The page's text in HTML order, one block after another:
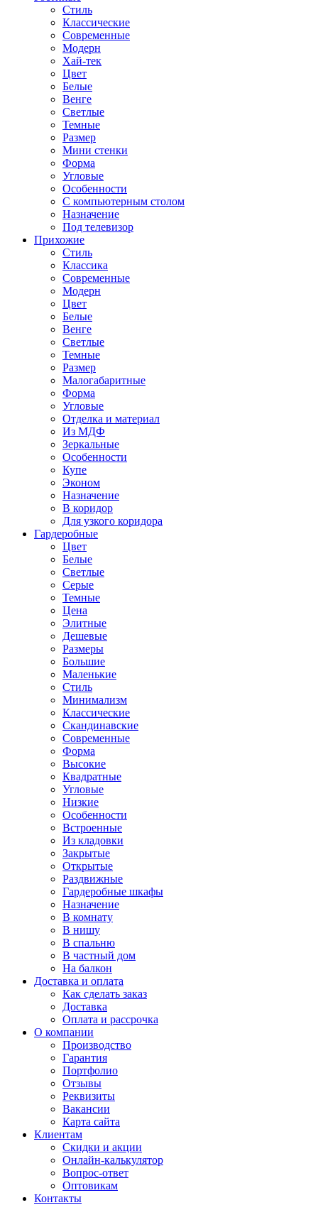
Стиль
Классические
Современные
Модерн
Хай-тек
Цвет
Белые
Венге
Светлые
Темные
Размер
Мини стенки
Форма
Угловые
Особенности
С компьютерным столом
Назначение
Под телевизор
Прихожие
Стиль
Классика
Современные
Модерн
Цвет
Белые
Венге
Светлые
Темные
Размер
Малогабаритные
Форма
Угловые
Отделка и материал
Из МДФ
Зеркальные
Особенности
Купе
Эконом
Назначение
В коридор
Для узкого коридора
Гардеробные
Цвет
Белые
Светлые
Серые
Темные
Цена
Элитные
Дешевые
Размеры
Большие
Маленькие
Стиль
Минимализм
Классические
Скандинавские
Современные
Форма
Высокие
Квадратные
Угловые
Низкие
Особенности
Встроенные
Из кладовки
Закрытые
Открытые
Раздвижные
Гардеробные шкафы
Назначение
В комнату
В нишу
В спальню
В частный дом
На балкон
Доставка и оплата
Как сделать заказ
Доставка
Оплата и рассрочка
О компании
Производство
Гарантия
Портфолио
Отзывы
Реквизиты
Вакансии
Карта сайта
Клиентам
Скидки и акции
Онлайн-калькулятор
Вопрос-ответ
Оптовикам
Контакты